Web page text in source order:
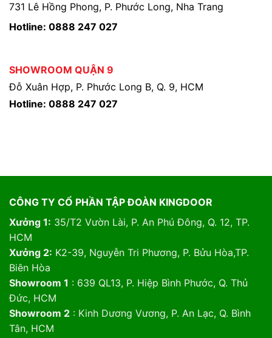
731 Lê Hồng Phong, P. Phước Long, Nha Trang
Hotline: 0888 247 027
SHOWROOM QUẬN 9
Đỗ Xuân Hợp, P. Phước Long B, Q. 9, HCM
Hotline: 0888 247 027
CÔNG TY CỔ PHẦN TẬP ĐOÀN KINGDOOR
Xưởng 1: 35/T2 Vườn Lài, P. An Phú Đông, Q. 12, TP.
HCM
Xưởng 2: K2-39, Nguyễn Tri Phương, P. Bửu Hòa,TP.
Biên Hòa
Showroom 1 : 639 QL13, P. Hiệp Bình Phước, Q. Thủ
Đức, HCM
Showroom 2: Kinh Dương Vương, P. An Lạc, Q. Bình
Tân, HCM